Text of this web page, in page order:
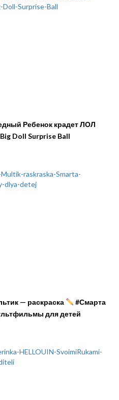
Ребенок крадет ЛОЛ
Doll Surprise Ball
— раскраска
#Смарта
для детей